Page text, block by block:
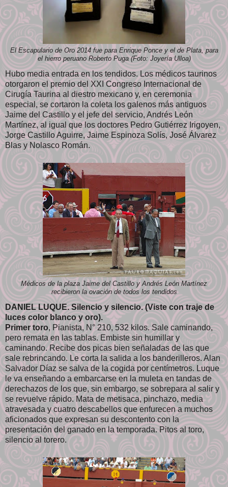
El Escapulario de Oro 2014 fue para Enrique Ponce y el de Plata, para
el hierro peruano Roberto Puga (Foto: Joyería Ulloa)
Hubo media entrada en los tendidos. Los médicos taurinos
otorgaron el premio del XXI Congreso Internacional de
Cirugía Taurina al diestro mexicano y, en ceremonia
especial, se cortaron la coleta los galenos más antiguos
Jaime del Castillo y el jefe del servicio, Andrés León
Martínez, al igual que los doctores Pedro Gutiérrez Irigoyen,
Jorge Castillo Aguirre, Jaime Espinoza Solís, José Álvarez
Blas y Nolasco Román.
Médicos de la plaza Jaime del Castillo y Andrés León Martínez
recibieron la ovación de todos los tendidos
DANIEL LUQUE. Silencio y silencio. (Viste con traje de
luces color blanco y oro).
Primer toro, Pianista, N° 210, 532 kilos. Sale caminando,
pero remata en las tablas. Embiste sin humillar y
caminando. Recibe dos picas bien señaladas de las que
sale rebrincando. Le corta la salida a los banderilleros. Alan
Salvador Díaz se salva de la cogida por centímetros. Luque
le va enseñando a embarcarse en la muleta en tandas de
derechazos de los que, sin embargo, se sobrepara al salir y
se revuelve rápido. Mata de metisaca, pinchazo, media
atravesada y cuatro descabellos que enfurecen a muchos
aficionados que expresan su descontento con la
presentación del ganado en la temporada. Pitos al toro,
silencio al torero.